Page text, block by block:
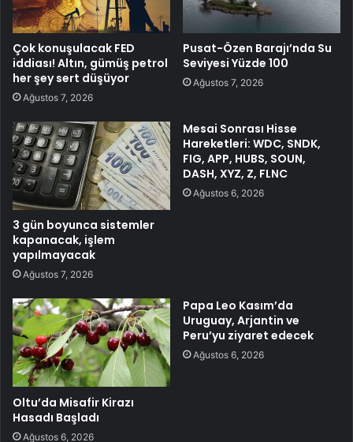
Çok konuşulacak FED
iddiası! Altın, gümüş petrol
her şey sert düşüyor
Ağustos 7, 2026
Pusat-Özen Barajı’nda Su
Seviyesi Yüzde 100
Ağustos 7, 2026
3 gün boyunca sistemler
kapanacak, işlem
yapılmayacak
Ağustos 7, 2026
Mesai Sonrası Hisse
Hareketleri: WDC, SNDK,
FIG, APP, HUBS, SOUN,
DASH, XYZ, Z, FLNC
Ağustos 6, 2026
Oltu’da Misafir Kirazı
Hasadı Başladı
Ağustos 6, 2026
Papa Leo Kasım’da
Uruguay, Arjantin ve
Peru’yu ziyaret edecek
Ağustos 6, 2026